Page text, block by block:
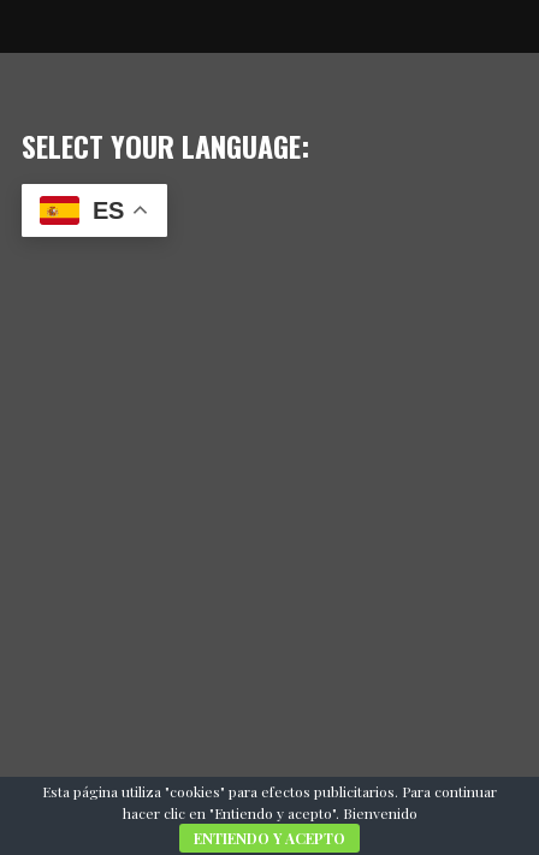
SELECT YOUR LANGUAGE:
ES
Esta página utiliza "cookies" para efectos publicitarios. Para continuar
hacer clic en "Entiendo y acepto". Bienvenido
ENTIENDO Y ACEPTO